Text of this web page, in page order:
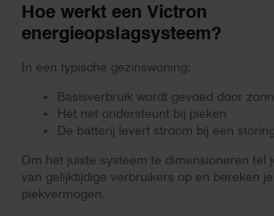
Hoe werkt een Victron
energieopslagsysteem?
In een typische gezinswoning:
Basisverbruik wordt gevoed door
Het net ondersteunt bij pieken
De batterij levert stroom bij een storing
Om het juiste systeem te dimensioneren tel
van gelijktijdige verbruikers op en bereken
piekvermogen.